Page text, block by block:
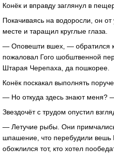
Конёк и вправду заглянул в
Покачиваясь на водоросли, он
месте и таращил круглые глаза.
— Оповешти вшех, — обратился
пожаловал Гого шобштвенной
Штарая Черепаха, да пошкорее.
Конёк поскакал выполнять
— Но откуда здесь знают меня?
Звездочёт с трудом опустил
— Летучие рыбы. Они
шпашение, что перебудили
обожлился тот, кто хотел